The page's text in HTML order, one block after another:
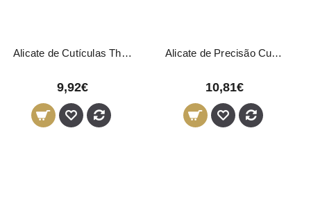
Alicate de Cutículas Thuya
9,92€
Alicate de Precisão Cutículas Thuya
10,81€